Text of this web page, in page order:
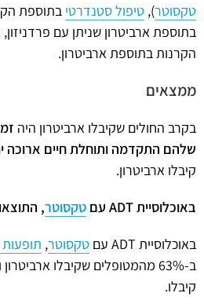
טקסוטר), טיפול סטנדרטי בתוספת
בתוספת ארביטרון שניתן עם פרדניזון,
הקרנות בתוספת ארביטרון.
ממצאים
בקרב החולים שקיבלו ארביטרון היה
שלהם התקדמה ותוחלת חיים ארוכה
קיבלו ארביטרון.
באוכלוסייתADT עם טקסוטר,
באוכלוסיית ADT עם טקסוטר, תופעות
קיבלו.